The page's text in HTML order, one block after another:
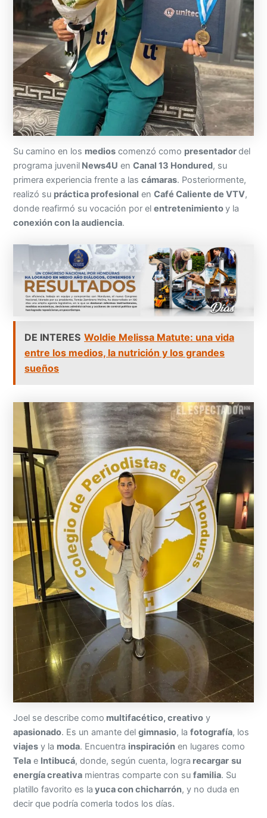
Su camino en los medios comenzó como presentadordel
programa juvenil News4U enCanal 13 Hondured, su
primera experiencia frente a lascámaras. Posteriormente,
realizó su práctica profesional enCafé Caliente de VTV,
donde reafirmó su vocación por elentretenimientoy la
conexión con la audiencia.
DE INTERES Woldie Melissa Matute: una vida
entre los medios, la nutrición y los grandes
sueños
Joel se describe como multifacético, creativo y
apasionado. Es un amante delgimnasio, lafotografía, los
viajes y la moda. Encuentra inspiración en lugares como
Tela e Intibucá, donde, según cuenta, logra recargar su
energía creativa mientras comparte con sufamilia. Su
platillo favorito es la yuca con chicharrón, y no duda en
decir que podría comerla todos los días.